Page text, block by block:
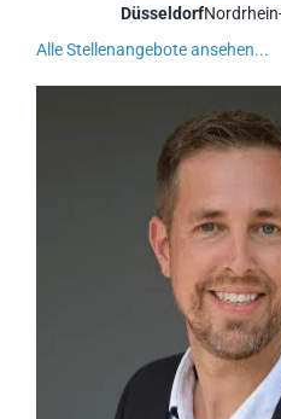
Düsseldorf
Alle Stellenangebote ansehen...